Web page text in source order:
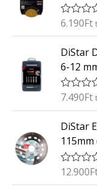
É
é
k
e
l
s
:
/
5
6.190Ft
DiStar
6-12
É
é
k
e
l
é
s
:
7.490Ft
DiStar
115mm
É12.900